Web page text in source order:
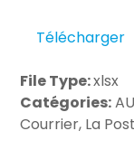
Télécharger
File Type:xlsx
Catégories:
Courrier, La